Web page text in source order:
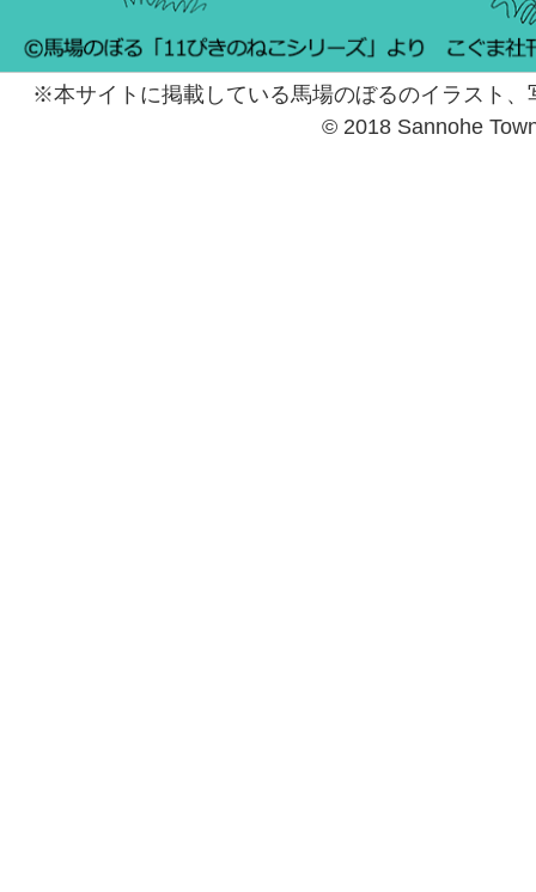
※本サイトに掲載している馬場のぼるのイラスト
© 2018 Sannohe